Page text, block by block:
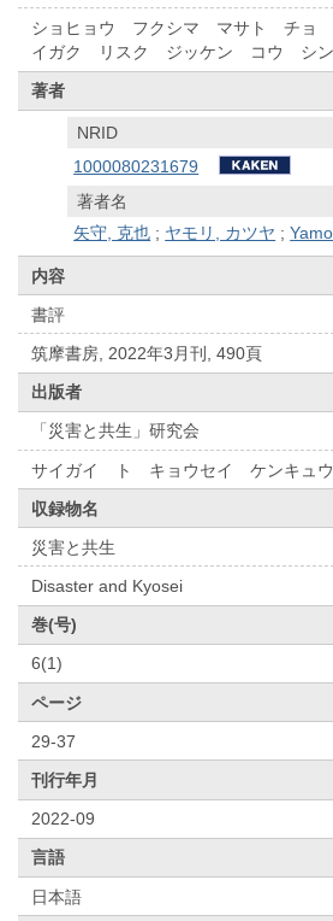
ショヒョウ フクシマ マサト チョ
イガク リスク ジッケン コウ シン
著者
NRID
1000080231679
著者名
矢守, 克也 ; ヤモリ, カツヤ ;
内容
書評
筑摩書房, 2022年3月刊, 490頁
出版者
「災害と共生」研究会
サイガイ ト キョウセイ ケンキュウ
収録物名
災害と共生
Disaster and Kyosei
巻(号)
6(1)
ページ
29-37
刊行年月
2022-09
言語
日本語